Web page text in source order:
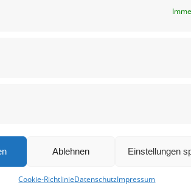
Ablehnen Einstellungen
Cookie-RichtlinieDatenschutzImpressum
für die nächste Kommentierung